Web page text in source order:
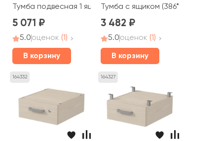
Тумба подвесная 1 ящик 39,9x50,6x16,2 Тренд / Trend
5 071
5.0оценок (1)
В корзину
Тумба с ящиком (386*446*162)
3 482
5.0оценок (1)
В корзину
164332 164327